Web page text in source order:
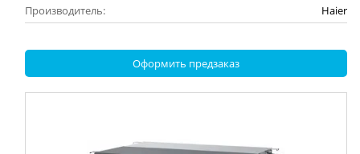
Производитель:
Haier
Оформить предзаказ